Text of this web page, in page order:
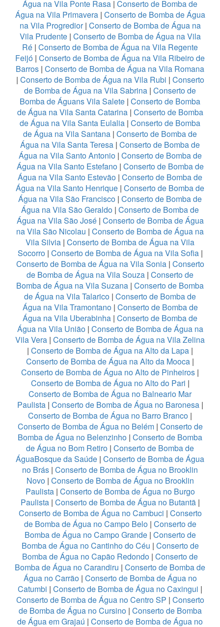
Água na Vila Ponte Rasa | Conserto de Bomba de
Água na Vila Primavera| Conserto de Bomba de Água
na Vila Progredior| Conserto de Bomba de Água na
Vila Prudente| Conserto de Bomba de Água na Vila
Ré | Conserto de Bomba de Água na Vila Regente
Feijó | Conserto de Bomba de Água na Vila Ribeiro de
Barros | Conserto de Bomba de Água na Vila Romana
| Conserto de Bomba de Água na Vila Rubi | Conserto
de Bomba de Água na Vila Sabrina | Conserto de
Bomba de Águans Vila Salete | Conserto de Bomba
de Água na Vila Santa Catarina| Conserto de Bomba
de Água na Vila Santa Eulalia | Conserto de Bomba
de Água na Vila Santana | Conserto de Bomba de
Água na Vila Santa Teresa | Conserto de Bomba de
Água na Vila Santo Antonio| Conserto de Bomba de
Água na Vila Santo Estefano| Conserto de Bomba de
Água na Vila Santo Estevão | Conserto de Bomba de
Água na Vila Santo Henrique | Conserto de Bomba de
Água na Vila São Francisco | Conserto de Bomba de
Água na Vila São Geraldo | Conserto de Bomba de
Água na Vila São José| Conserto de Bomba de Água
na Vila São Nicolau | Conserto de Bomba de Água na
Vila Silvia | Conserto de Bomba de Água na Vila
Socorro| Conserto de Bomba de Água na Vila Sofia|
Conserto de Bomba de Água na Vila Sonia| Conserto
de Bomba de Água na Vila Souza | Conserto de
Bomba de Água na Vila Suzana | Conserto de Bomba
de Água na Vila Talarico | Conserto de Bomba de
Água na Vila Tramontano| Conserto de Bomba de
Água na Vila Uberabinha | Conserto de Bomba de
Água na Vila União| Conserto de Bomba de Água na
Vila Vera | Conserto de Bomba de Água na Vila Zelina
| Conserto de Bomba de Água na Alto da Lapa |
Conserto de Bomba de Água na Alto da Mooca |
Conserto de Bomba de Água no Alto de Pinheiros |
Conserto de Bomba de Água no Alto do Pari |
Conserto de Bomba de Água no Balneario Mar
Paulista| Conserto de Bomba de Água no Baronesa|
Conserto de Bomba de Água no Barro Branco |
Conserto de Bomba de Água no Belém| Conserto de
Bomba de Água no Belenzinho | Conserto de Bomba
de Água no Bom Retiro | Conserto de Bomba de
ÁguaBosque da Saúde | Conserto de Bomba de Água
no Brás | Conserto de Bomba de Água no Brooklin
Novo| Conserto de Bomba de Água no Brooklin
Paulista| Conserto de Bomba de Água no Burgo
Paulista| Conserto de Bomba de Água no Butantã|
Conserto de Bomba de Água no Cambuci | Conserto
de Bomba de Água no Campo Belo| Conserto de
Bomba de Água no Campo Grande| Conserto de
Bomba de Água no Cantinho do Céu | Conserto de
Bomba de Água no Capão Redondo | Conserto de
Bomba de Água no Carandiru | Conserto de Bomba de
Água no Carrão| Conserto de Bomba de Água no
Catumbi | Conserto de Bomba de Água no Caxingui |
Conserto de Bomba de Água no Centro SP | Conserto
de Bomba de Água no Cursino| Conserto de Bomba
de Água em Grajaú | Conserto de Bomba de Água no